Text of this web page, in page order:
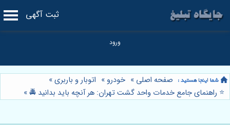
ثبت آگهی
صفحه اصلی » خودرو » اتوبار و باربری»
⭐️ راهنمای جامع خدمات واحد گشت تهران: هر آنچه باید بدانید 🚔»